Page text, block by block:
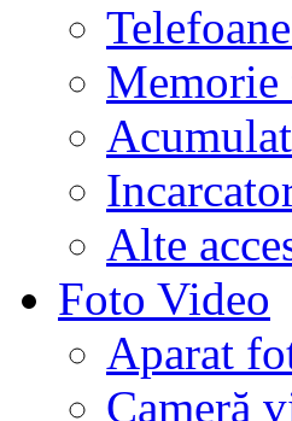
Memorie
Alte
Foto Video
Aparat
Cameră